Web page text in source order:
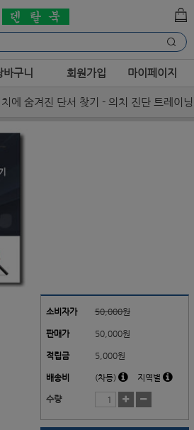
바구니 회원가입 마이페이지
에 숨겨진 단서 찾기 - 의치 진단 트레이닝
소비자가 50,000원
판매가 50,000원
적립금 5,000원
배송비 (차등) 지역별
수량